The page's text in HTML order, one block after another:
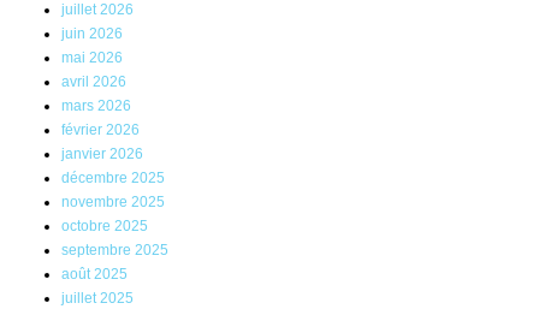
juillet 2026
juin 2026
mai 2026
avril 2026
mars 2026
février 2026
janvier 2026
décembre 2025
novembre 2025
octobre 2025
septembre 2025
août 2025
juillet 2025